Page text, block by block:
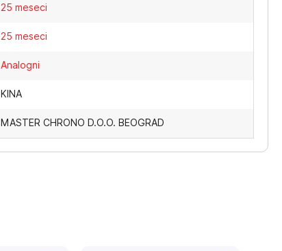
25 meseci
25 meseci
Analogni
KINA
MASTER CHRONO D.O.O. BEOGRAD